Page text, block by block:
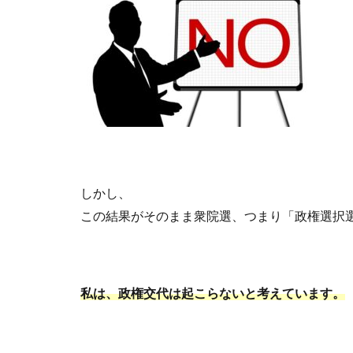
しかし、
この結果がそのまま衆院選、つまり「政権選択
私は、政権交代は起こらないと考えています。